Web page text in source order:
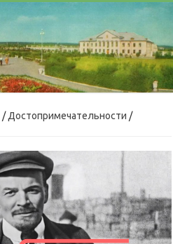
/ Достопримечательности /